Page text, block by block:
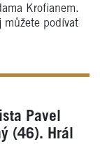
Krofianem.
můžete podívat
Pavel
(46). Hrál